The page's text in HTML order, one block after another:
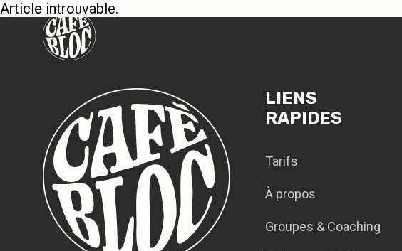
INFOS
ÉVÉNEMENTS & PROMOS
THÉRAPEUTES
CONTACT
MON ABONNEMENT
Article introuvable.
LIENS
RAPIDES
Tarifs
À propos
Groupes & Coaching